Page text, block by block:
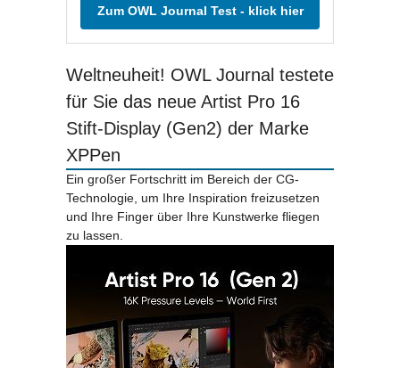
Zum OWL Journal Test - klick hier
Weltneuheit! OWL Journal testete
für Sie das neue Artist Pro 16
Stift-Display (Gen2) der Marke
XPPen
Ein großer Fortschritt im Bereich der CG-
Technologie, um Ihre Inspiration freizusetzen
und Ihre Finger über Ihre Kunstwerke fliegen
zu lassen.